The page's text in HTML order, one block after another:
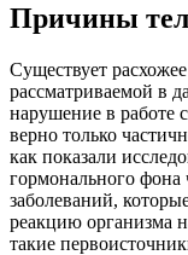
Причины
Существует
рассматриваемой в
нарушение в работе
верно только
как показали
гормонального фона
заболеваний,
реакцию организма
такие